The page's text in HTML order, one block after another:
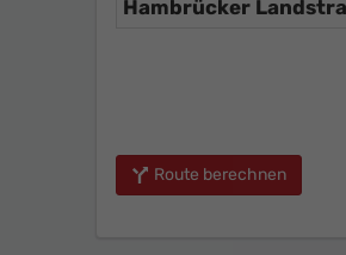
Route berechnen